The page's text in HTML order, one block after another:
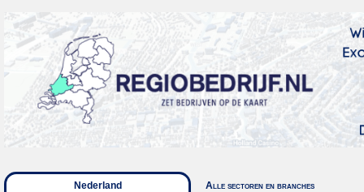
Nederland
Alle sectoren en branches